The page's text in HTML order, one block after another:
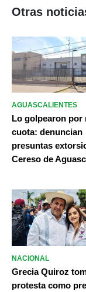
Otras
AGUASCALIENTES
Lo golpearon por
cuota: denuncian
presuntas
Cereso de
NACIONAL
Grecia Quiroz
protesta como